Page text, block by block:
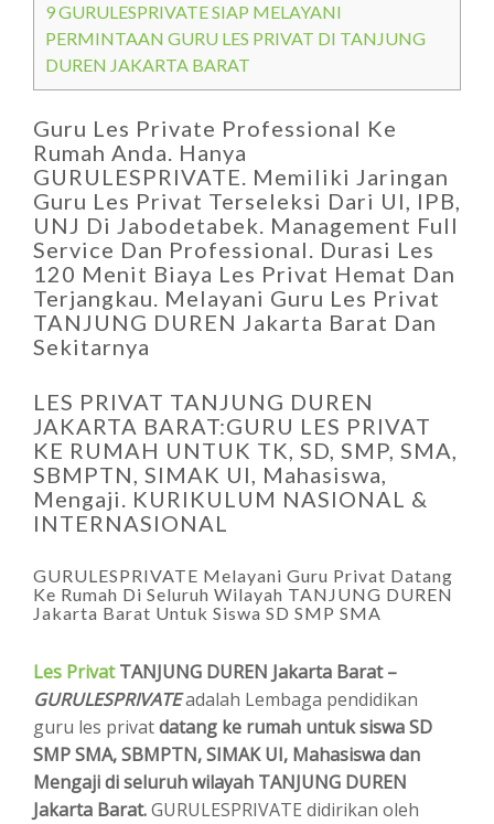
9GURULESPRIVATE SIAP MELAYANI
PERMINTAAN GURU LES PRIVAT DI TANJUNG
DUREN JAKARTA BARAT
Guru Les Private Professional Ke
Rumah Anda. Hanya
GURULESPRIVATE. Memiliki Jaringan
Guru Les Privat Terseleksi Dari UI, IPB,
UNJ Di Jabodetabek. Management Full
Service Dan Professional. Durasi Les
120 Menit Biaya Les Privat Hemat Dan
Terjangkau. Melayani Guru Les Privat
TANJUNG DUREN Jakarta Barat Dan
Sekitarnya
LES PRIVAT TANJUNG DUREN
JAKARTA BARAT:GURU LES PRIVAT
KE RUMAH UNTUK TK, SD, SMP, SMA,
SBMPTN, SIMAK UI, Mahasiswa,
Mengaji. KURIKULUM NASIONAL &
INTERNASIONAL
GURULESPRIVATE Melayani Guru Privat Datang
Ke Rumah Di Seluruh Wilayah TANJUNG DUREN
Jakarta Barat Untuk Siswa SD SMP SMA
Les PrivatTANJUNG DUREN Jakarta Barat –
GURULESPRIVATEadalah Lembaga pendidikan
guru les privatdatang ke rumah untuk siswa SD
SMP SMA, SBMPTN, SIMAK UI, Mahasiswa dan
Mengaji di seluruh wilayah TANJUNG DUREN
Jakarta Barat.GURULESPRIVATE didirikan oleh